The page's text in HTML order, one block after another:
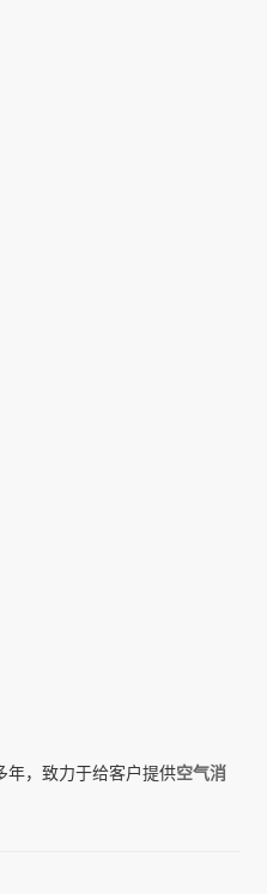
年，致力于给客户提供空气消